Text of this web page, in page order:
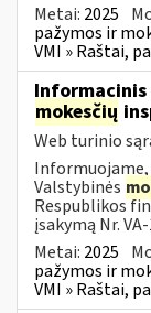
Metai: 2025
pažymos ir
VMI » Raštai,
Informacinis
mokesčių
Web turinio
Informuojame,
Valstybinės
Respublikos
įsakymą Nr.
Metai: 2025
pažymos ir
VMI » Raštai,